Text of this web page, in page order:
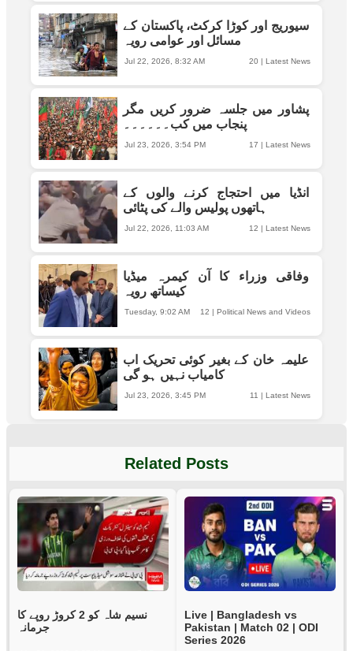
سیوریج اور کوڑا کرکٹ، پاکستان کے
مسائل اور عوامی رویہ
20 | Latest News
Jul 22, 2026, 8:32 AM
پشاور میں جلسہ ضرور کریں مگر
پنجاب میں کب۔۔۔۔۔۔
17 | Latest News
Jul 23, 2026, 3:54 PM
انڈیا میں احتجاج کرنے والوں کے
ہاتھوں پولیس والے کی پٹائی
12 | Latest News
Jul 22, 2026, 11:03 AM
وفاقی وزراء کا آن کیمرہ میڈیا
کیساتھ رویہ
12 | Political News and Videos
Tuesday, 9:02 AM
علیمہ خان کے بغیر کوئی تحریک اب
کامیاب نہیں ہو گی
11 | Latest News
Jul 23, 2026, 3:45 PM
Related Posts
نسیم شاہ کو 2 کروڑ روپے کا
جرمانہ
Live | Bangladesh vs
Pakistan | Match 02 | ODI
Series 2026